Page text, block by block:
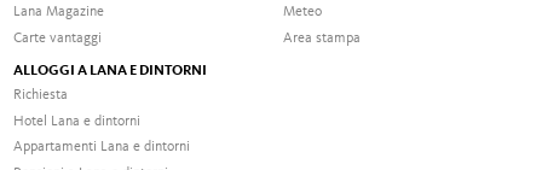
Lana Magazine
Carte vantaggi
Meteo
Area stampa
ALLOGGI A LANA E DINTORNI
Richiesta
Hotel Lana e dintorni
Appartamenti Lana e dintorni